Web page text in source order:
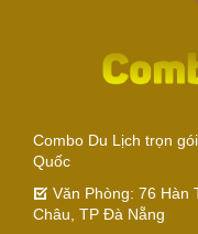
Combo Du Lịch trọn
Quốc
Văn Phòng: 76 Hàn
Châu, TP Đà Nẵng